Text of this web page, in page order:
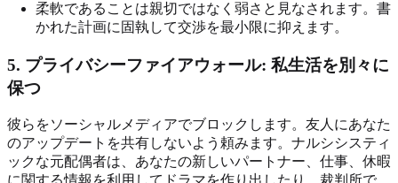
柔軟であることは親切ではなく弱さと見なされます。書
かれた計画に固執して交渉を最小限に抑えます。
5. プライバシーファイアウォール: 私生活を別々に
保つ
彼らをソーシャルメディアでブロックします。友人にあなた
のアップデートを共有しないよう頼みます。ナルシシスティ
ックな元配偶者は、あなたの新しいパートナー、仕事、休暇